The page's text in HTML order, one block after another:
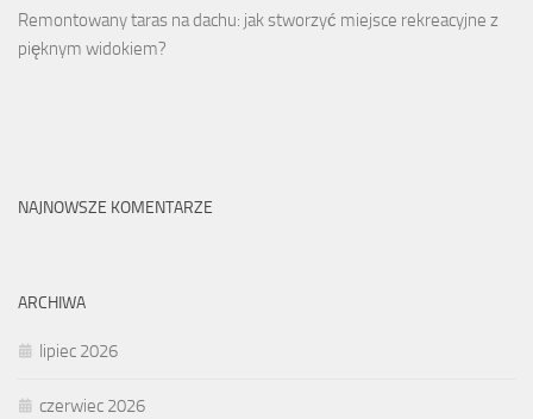
Remontowany taras na dachu: jak stworzyć miejsce rekreacyjne z
pięknym widokiem?
NAJNOWSZE KOMENTARZE
ARCHIWA
lipiec 2026
czerwiec 2026